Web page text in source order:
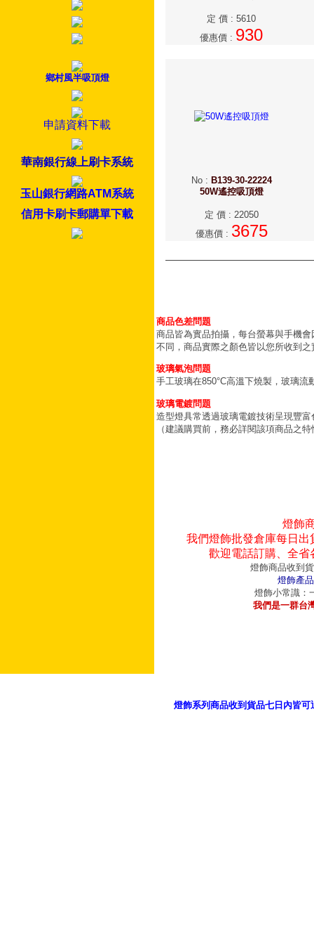
鄉村風半吸頂燈
申請資料下載
華南銀行線上刷卡系統
玉山銀行網路ATM系統
信用卡刷卡郵購單下載
定 價 : 5610
優惠價 : 930
No: B139-30-22224
50W遙控吸頂燈
定 價: 22050
優惠價: 3675
商品色差問題
商品皆為實品拍攝，每台螢幕與手機
不同，商品實際之顏色皆以您所收到之
玻璃氣泡問題
手工玻璃在850°C高溫下燒製，玻璃
玻璃電鍍問題
造型燈具常透過玻璃電鍍技術呈現豐
（建議購買前，務必詳閱該項商品之
燈飾
我們燈飾批發倉庫每日
歡迎電話訂購、全
燈飾商品收到
燈飾產
燈飾小常識：
我們是一群台
燈飾系列商品收到貨品七日內皆